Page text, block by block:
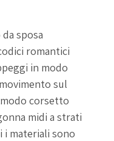
sposa
romantici
in modo
sul
corsetto
midi a strati
materiali sono